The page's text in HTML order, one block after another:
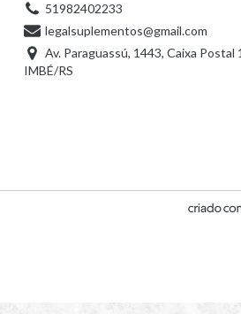
51982402233
legalsuplementos@gmail.com
Av. Paraguassú, 1443, Caixa Postal
IMBÉ/RS